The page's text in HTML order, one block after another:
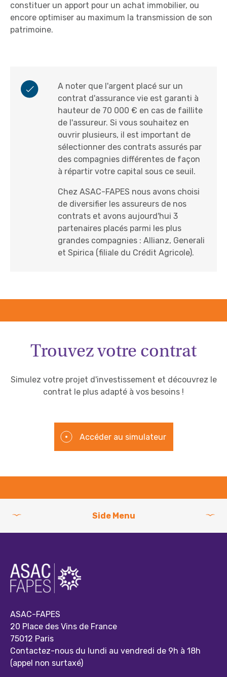
constituer un apport pour un achat immobilier, ou
encore optimiser au maximum la transmission de son
patrimoine.
A noter que l'argent placé sur un
contrat d'assurance vie est garanti à
hauteur de 70 000 € en cas de faillite
de l'assureur. Si vous souhaitez en
ouvrir plusieurs, il est important de
sélectionner des contrats assurés par
des compagnies différentes de façon
à répartir votre capital sous ce seuil.
Chez ASAC-FAPES nous avons choisi
de diversifier les assureurs de nos
contrats et avons aujourd'hui 3
partenaires placés parmi les plus
grandes compagnies : Allianz, Generali
et Spirica (filiale du Crédit Agricole).
Trouvez votre contrat
Simulez votre projet d'investissement et découvrez le
contrat le plus adapté à vos besoins !
Accéder au simulateur
Side Menu
ASAC-FAPES
20 Place des Vins de France
75012 Paris
Contactez-nous du lundi au vendredi de 9h à 18h
(appel non surtaxé)